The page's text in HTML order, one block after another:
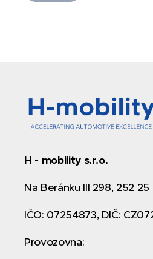
H - mobility s.r.o.
Na Beránku III 298, 252 25
IČO: 07254873, DIČ:
Provozovna: